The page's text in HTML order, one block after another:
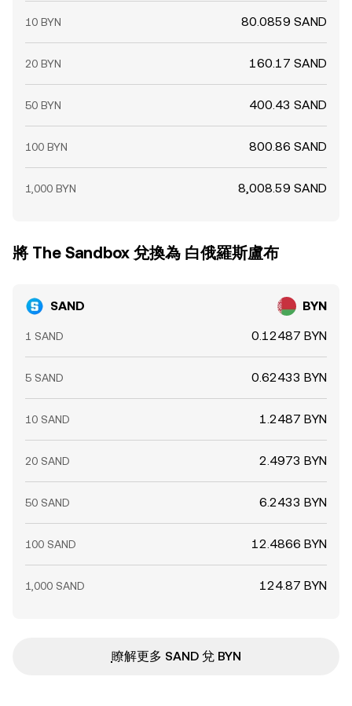
10 BYN 80.0859 SAND
20 BYN 160.17 SAND
50 BYN 400.43 SAND
100 BYN 800.86 SAND
1,000 BYN 8,008.59 SAND
將 The Sandbox 兌換為 白俄羅斯盧布
SAND BYN
1 SAND 0.12487 BYN
5 SAND 0.62433 BYN
10 SAND 1.2487 BYN
20 SAND 2.4973 BYN
50 SAND 6.2433 BYN
100 SAND 12.4866 BYN
1,000 SAND 124.87 BYN
ִִִִִִִִִִִִִִִִִִִִִִִִִִִִִִִִִִִִִִִִִִִִִִִ瞭解更多 SAND 兌 BYN